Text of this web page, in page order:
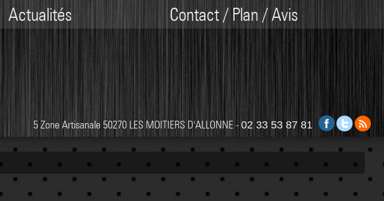
5 Zone Artisanale 50270 LES MOITIERS D'ALLONNE - 02 33 53 87 81
Actualités Contact / Plan / Avis